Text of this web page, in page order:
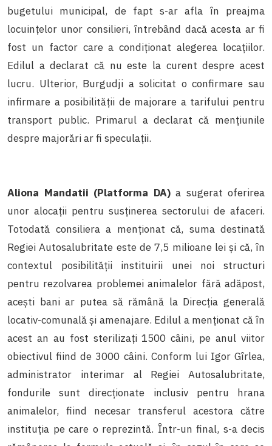
bugetului municipal, de fapt s-ar afla în preajma
locuințelor unor consilieri, întrebând dacă acesta ar fi
fost un factor care a condiționat alegerea locațiilor.
Edilul a declarat că nu este la curent despre acest
lucru. Ulterior, Burgudji a solicitat o confirmare sau
infirmare a posibilității de majorare a tarifului pentru
transport public. Primarul a declarat că mențiunile
despre majorări ar fi speculații.
Aliona Mandatii (Platforma DA) a sugerat oferirea
unor alocații pentru susținerea sectorului de afaceri.
Totodată consiliera a menționat că, suma destinată
Regiei Autosalubritate este de 7,5 milioane lei și că, în
contextul posibilității instituirii unei noi structuri
pentru rezolvarea problemei animalelor fără adăpost,
acești bani ar putea să rămână la Direcția generală
locativ-comunală și amenajare. Edilul a menționat că în
acest an au fost sterilizați 1500 câini, pe anul viitor
obiectivul fiind de 3000 câini. Conform lui Igor Gîrlea,
administrator interimar al Regiei Autosalubritate,
fondurile sunt direcționate inclusiv pentru hrana
animalelor, fiind necesar transferul acestora către
instituția pe care o reprezintă. Într-un final, s-a decis